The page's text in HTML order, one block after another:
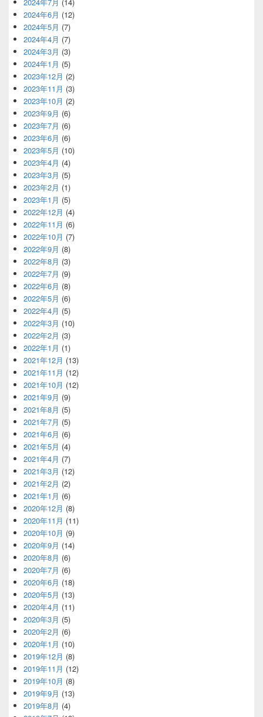
2024年6月 (12)
2024年5月 (7)
2024年4月 (7)
2024年3月 (3)
2024年1月 (5)
2023年12月 (2)
2023年11月 (3)
2023年10月 (2)
2023年9月 (6)
2023年7月 (6)
2023年6月 (6)
2023年5月 (10)
2023年4月 (4)
2023年3月 (5)
2023年2月 (1)
2023年1月 (5)
2022年12月 (4)
2022年11月 (6)
2022年10月 (7)
2022年9月 (8)
2022年8月 (3)
2022年7月 (9)
2022年6月 (8)
2022年5月 (6)
2022年4月 (5)
2022年3月 (10)
2022年2月 (3)
2022年1月 (1)
2021年12月 (13)
2021年11月 (12)
2021年10月 (12)
2021年9月 (9)
2021年8月 (5)
2021年7月 (5)
2021年6月 (6)
2021年5月 (4)
2021年4月 (7)
2021年3月 (12)
2021年2月 (2)
2021年1月 (6)
2020年12月 (8)
2020年11月 (11)
2020年10月 (9)
2020年9月 (14)
2020年8月 (6)
2020年7月 (6)
2020年6月 (18)
2020年5月 (13)
2020年4月 (11)
2020年3月 (5)
2020年2月 (6)
2020年1月 (10)
2019年12月 (8)
2019年11月 (12)
2019年10月 (8)
2019年9月 (13)
2019年8月 (4)